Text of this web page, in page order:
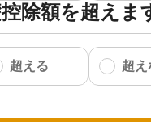
除額を超えま
超える 超え